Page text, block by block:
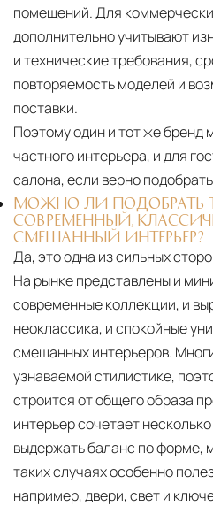
помещений. Для
дополнительно учитывают
и технические требования,
повторяемость моделей и
поставки.
Поэтому один и тот же бренд
частного интерьера, и для
салона, если верно
МОЖНО ЛИ ПОДОБРАТЬ
СОВРЕМЕННЫЙ,
СМЕШАННЫЙ ИНТЕРЬЕР?
Да, это одна из сильных
На рынке представлены и
современные коллекции, и
неоклассика, и спокойные
смешанных интерьеров.
узнаваемой стилистике,
строится от общего образа
интерьер сочетает
выдержать баланс по форме,
таких случаях особенно
например, двери, свет и